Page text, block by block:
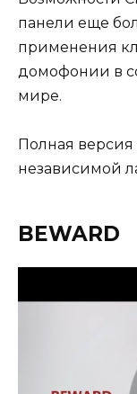
панели еще
применения
домофонии в
мире.
Полная версия
независимой
BEWARD